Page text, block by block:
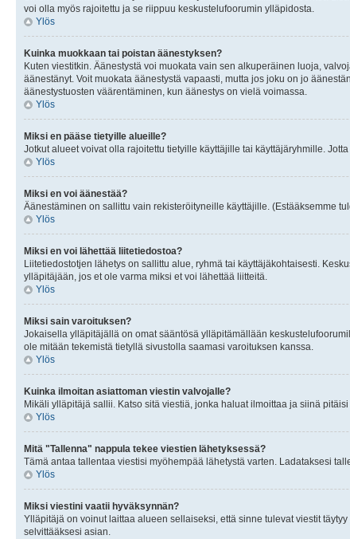
voi olla myös rajoitettu ja se riippuu keskustelufoorumin ylläpidosta.
Ylös
Kuinka muokkaan tai poistan äänestyksen?
Kuten viestitkin. Äänestystä voi muokata vain sen alkuperäinen luoja,
äänestänyt. Voit muokata äänestystä vapaasti, mutta jos joku on jo
äänestystuosten väärentäminen, kun äänestys on vielä voimassa.
Ylös
Miksi en pääse tietyille alueille?
Jotkut alueet voivat olla rajoitettu tietyille käyttäjille tai käyttäjäryhmille.
Ylös
Miksi en voi äänestää?
Äänestäminen on sallittu vain rekisteröityneille käyttäjille. (Estääksemme
Ylös
Miksi en voi lähettää liitetiedostoa?
Liitetiedostotjen lähetys on sallittu alue, ryhmä tai käyttäjäkohtaisesti.
ylläpitäjään, jos et ole varma miksi et voi lähettää liitteitä.
Ylös
Miksi sain varoituksen?
Jokaisella ylläpitäjällä on omat sääntösä ylläpitämällään
ole mitään tekemistä tietyllä sivustolla saamasi varoituksen kanssa.
Ylös
Kuinka ilmoitan asiattoman viestin valvojalle?
Mikäli ylläpitäjä sallii. Katso sitä viestiä, jonka haluat ilmoittaa ja siinä
Ylös
Mitä "Tallenna" nappula tekee viestien lähetyksessä?
Tämä antaa tallentaa viestisi myöhempää lähetystä varten. Ladataksesi
Ylös
Miksi viestini vaatii hyväksynnän?
Ylläpitäjä on voinut laittaa alueen sellaiseksi, että sinne tulevat viestit
selvittääksesi asian.